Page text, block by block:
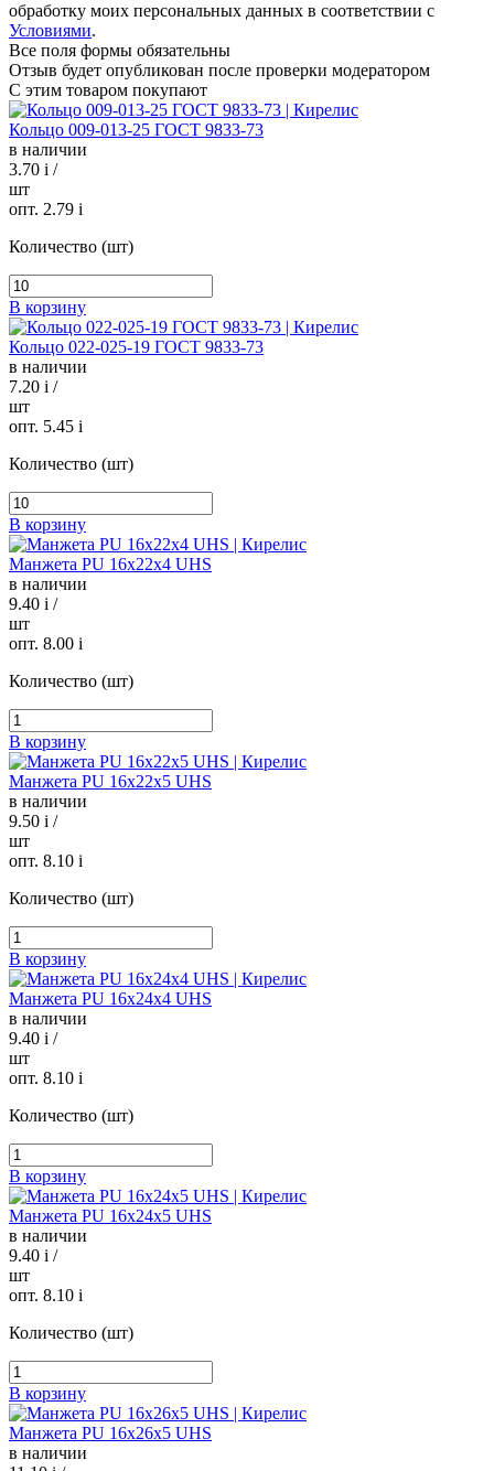
обработку моих персональных данных в соответствии с
Условиями.
Все поля формы обязательны
Отзыв будет опубликован после проверки модератором
С этим товаром покупают
Кольцо 009-013-25 ГОСТ 9833-73
в наличии
3.70 i /
шт
опт. 2.79 i
Количество (шт)
В корзину
Кольцо 022-025-19 ГОСТ 9833-73
в наличии
7.20 i /
шт
опт. 5.45 i
Количество (шт)
В корзину
Манжета PU 16х22х4 UHS
в наличии
9.40 i /
шт
опт. 8.00 i
Количество (шт)
В корзину
Манжета PU 16х22х5 UHS
в наличии
9.50 i /
шт
опт. 8.10 i
Количество (шт)
В корзину
Манжета PU 16х24х4 UHS
в наличии
9.40 i /
шт
опт. 8.10 i
Количество (шт)
В корзину
Манжета PU 16х24х5 UHS
в наличии
9.40 i /
шт
опт. 8.10 i
Количество (шт)
В корзину
Манжета PU 16х26х5 UHS
в наличии